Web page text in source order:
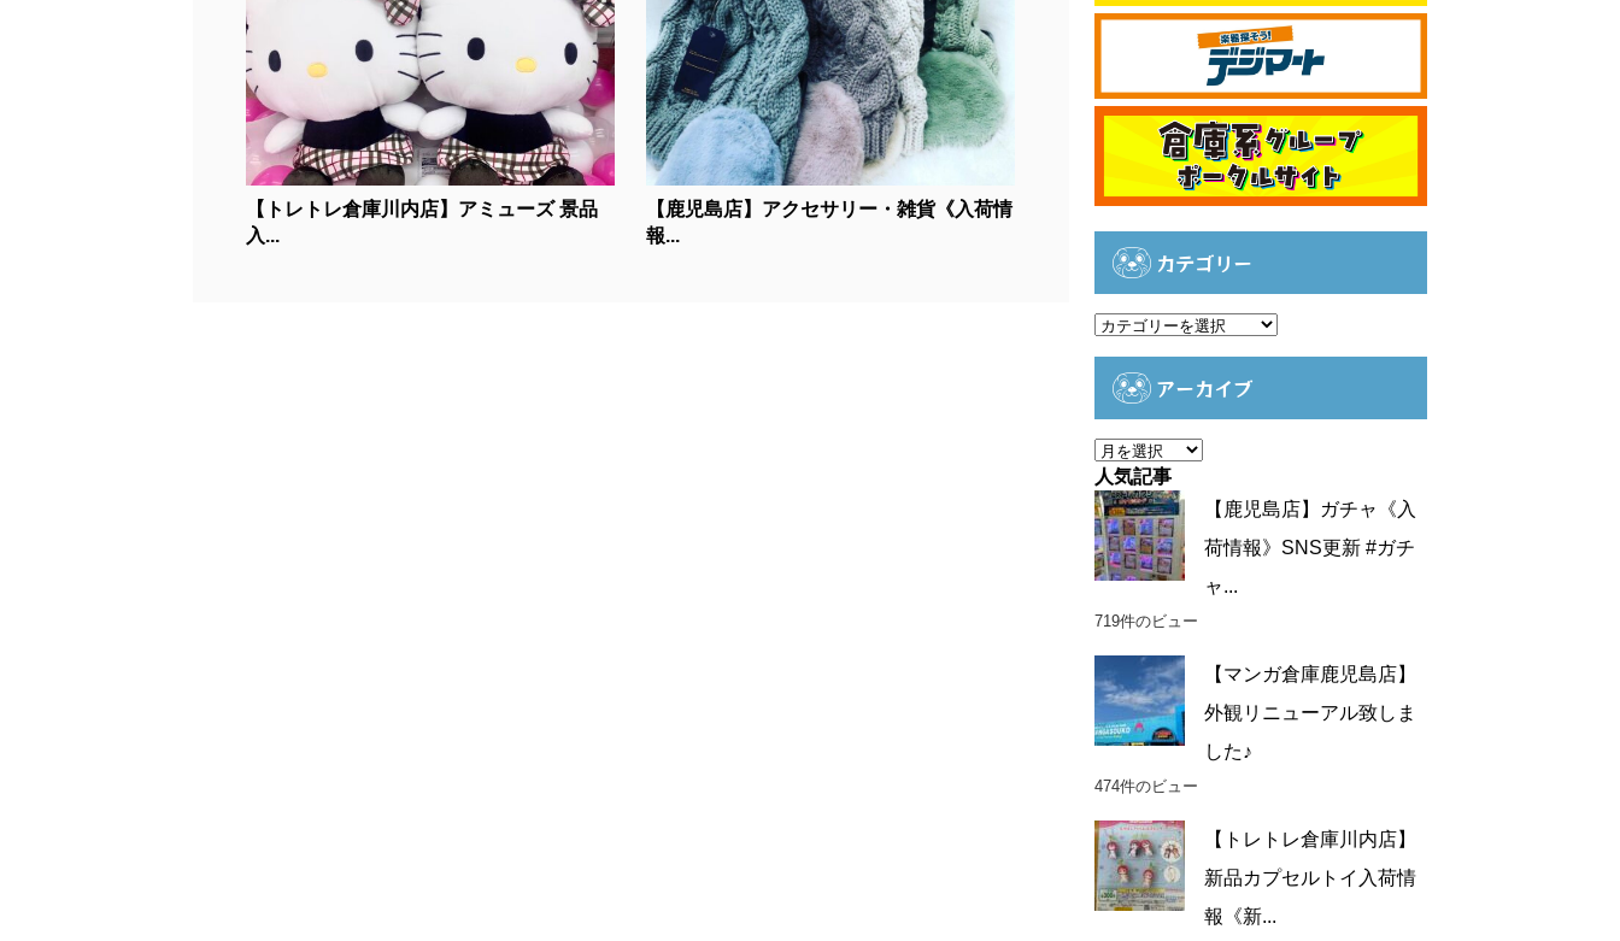
【トレトレ倉庫川内店】アミューズ 景品
入...
【鹿児島店】アクセサリー・雑貨《入荷情
報...
カテゴリー
カ
アーカイブ
ア
ー
カ
イ
ブ
人気記事
【鹿児島店】ガチャ《入
荷情報》SNS更新 #ガチ
ャ...
719件のビュー
【マンガ倉庫鹿児島店】
外観リニューアル致しま
した♪
474件のビュー
【トレトレ倉庫川内店】
新品カプセルトイ入荷情
報《新...